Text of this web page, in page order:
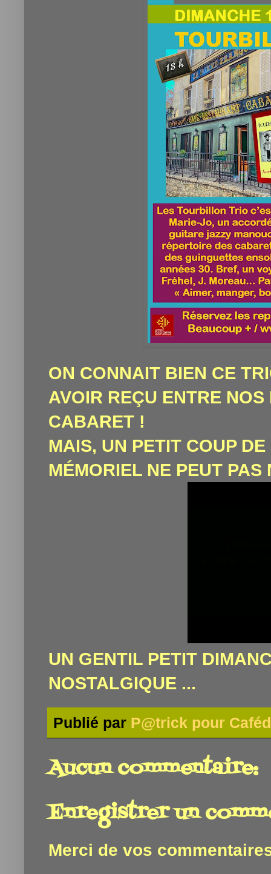
ON CONNAIT BIEN CE
AVOIR REÇU ENTRE
CABARET !
MAIS, UN PETIT COUP
MÉMORIEL NE PEUT PAS
UN GENTIL PETIT
NOSTALGIQUE ...
Publié par P@trick pour
Aucun commentaire:
Enregistrer un
Merci de vos